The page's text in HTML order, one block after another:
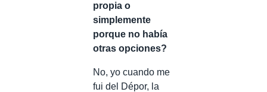
propia o
simplemente
porque no había
otras opciones?
No, yo cuando me
fui del Dépor, la